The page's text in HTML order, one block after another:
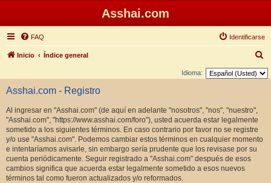
Asshai.com
FAQ Identificarse
Inicio Índice general
u
Idioma:
Asshai.com - Registro
Al ingresar en "Asshai.com" (de aquí en adelante "nosotros", "nos", "nuestro",
"Asshai.com", "https://www.asshai.com/foro"), usted acuerda estar legalmente
sometido a los siguientes términos. En caso contrario por favor no se registre
y/o use "Asshai.com". Podemos cambiar estos términos en cualquier momento
e intentaríamos avisarle, sin embargo sería prudente que los revisase por su
cuenta periódicamente. Seguir registrado a "Asshai.com" después de esos
cambios significa que acuerda estar legalmente sometido a esos nuevos
términos tal como fueron actualizados y/o reformados.